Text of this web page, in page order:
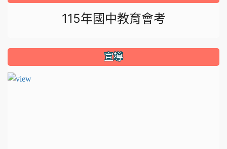
115年國中教育會考
宣導